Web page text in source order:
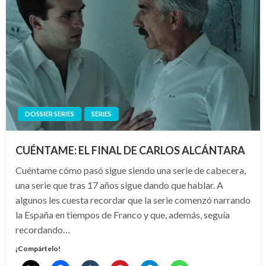
DOSSIER SERIES SERIES
CUÉNTAME: EL FINAL DE CARLOS ALCÁNTARA
Cuéntame cómo pasó sigue siendo una serie de cabecera,
una serie que tras 17 años sigue dando que hablar. A
algunos les cuesta recordar que la serie comenzó narrando
la España en tiempos de Franco y que, además, seguía
recordando…
¡Compártelo!